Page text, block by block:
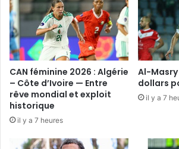
CAN féminine 2026 : Algérie
– Côte d’Ivoire — Entre
rêve mondial et exploit
historique
il y a 7 heures
Al-
dollars
il y a 7